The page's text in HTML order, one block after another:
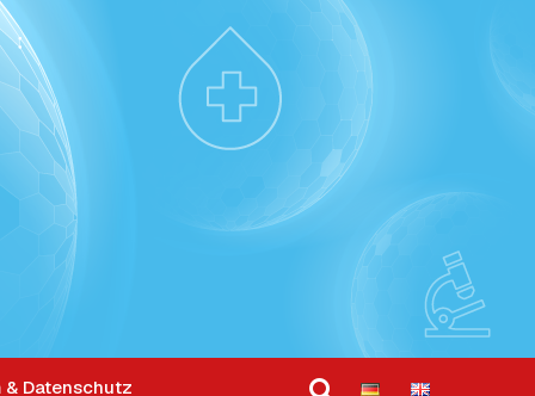
& Datenschutz